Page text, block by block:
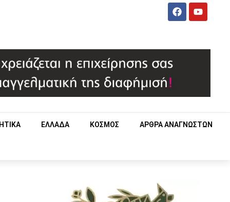
ΕΛΛΑΔΑ ΚΟΣΜΟΣ ΑΡΘΡΑ ΑΝΑΓΝΩΣΤΩΝ